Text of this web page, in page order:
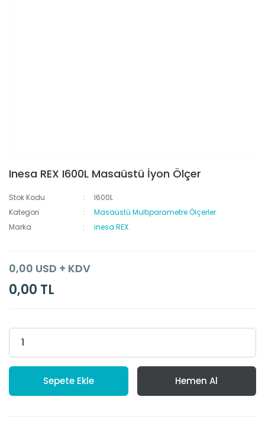
Inesa REX I600L Masaüstü İyon Ölçer
Stok Kodu
I600L
Kategori
Masaüstü Multiparametre Ölçerler
Marka
inesa REX
0,00 USD + KDV
0,00 TL
Sepete Ekle Hemen Al